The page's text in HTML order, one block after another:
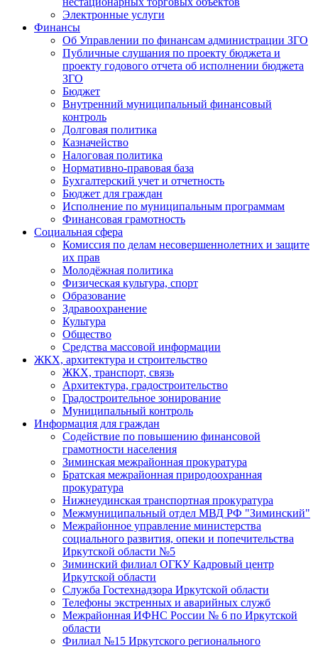
Электронные услуги
Финансы
Об Управлении по финансам администрации ЗГО
Публичные слушания по проекту бюджета и
проекту годового отчета об исполнении бюджета
ЗГО
Бюджет
Внутренний муниципальный финансовый
контроль
Долговая политика
Казначейство
Налоговая политика
Нормативно-правовая база
Бухгалтерский учет и отчетность
Бюджет для граждан
Исполнение по муниципальным программам
Финансовая грамотность
Социальная сфера
Комиссия по делам несовершеннолетних и защите
их прав
Молодёжная политика
Физическая культура, спорт
Образование
Здравоохранение
Культура
Общество
Средства массовой информации
ЖКХ, архитектура и строительство
ЖКХ, транспорт, связь
Архитектура, градостроительство
Градостроительное зонирование
Муниципальный контроль
Информация для граждан
Содействие по повышению финансовой
грамотности населения
Зиминская межрайонная прокуратура
Братская межрайонная природоохранная
прокуратура
Нижнеудинская транспортная прокуратура
Межмуниципальный отдел МВД РФ "Зиминский"
Межрайонное управление министерства
социального развития, опеки и попечительства
Иркутской области №5
Зиминский филиал ОГКУ Кадровый центр
Иркутской области
Служба Гостехнадзора Иркутской области
Телефоны экстренных и аварийных служб
Межрайонная ИФНС России № 6 по Иркутской
области
Филиал №15 Иркутского регионального